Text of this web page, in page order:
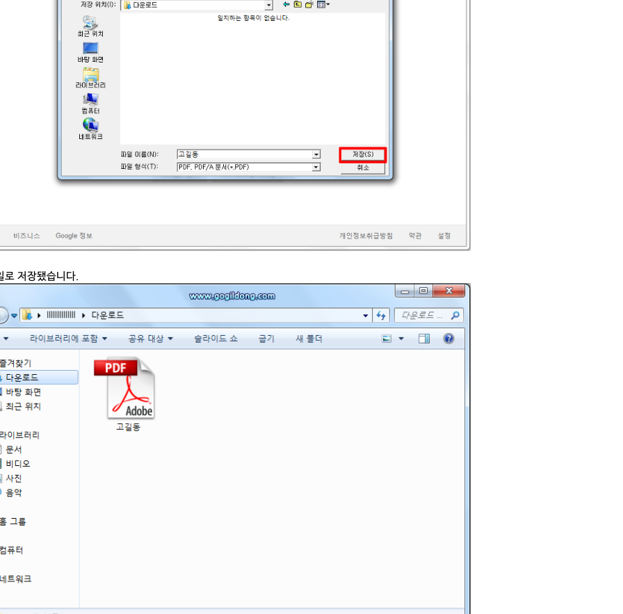
로 저장됐습니다.